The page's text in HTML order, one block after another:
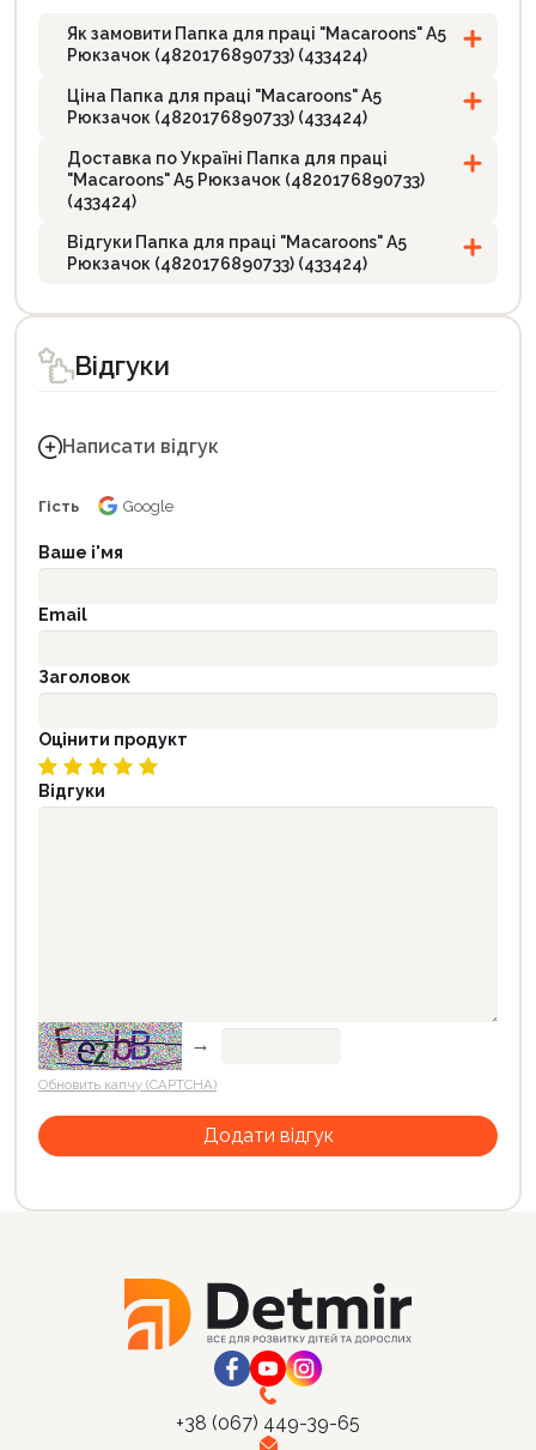
Як замовити Папка для праці "Macaroons" А5
Рюкзачок (4820176890733) (433424)
Ціна Папка для праці "Macaroons" А5
Рюкзачок (4820176890733) (433424)
Доставка по Україні Папка для праці
"Macaroons" А5 Рюкзачок (4820176890733)
(433424)
Відгуки Папка для праці "Macaroons" А5
Рюкзачок (4820176890733) (433424)
Відгуки
Написати відгук
Гість Google
Ваше і'мя
Email
Заголовок
Оцінити продукт
Відгуки
→
Обновить капчу (CAPTCHA)
+38 (067) 449-39-65